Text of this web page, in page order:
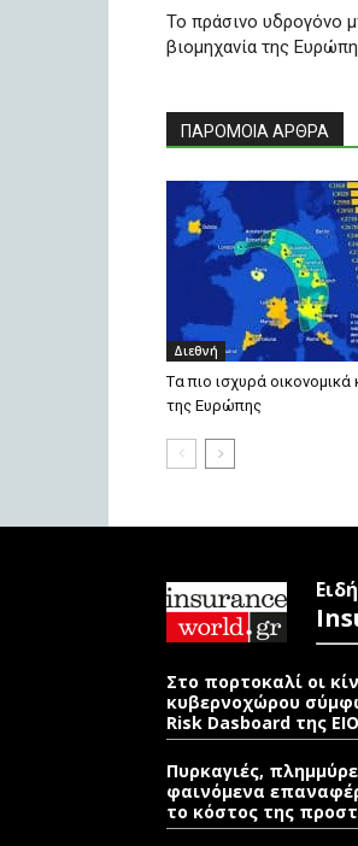
Το πράσινο υδρογόνο
βιομηχανία της
ΠΑΡΟΜΟΙΑ ΑΡΘΡΑ
Διεθνή
Tα πιο ισχυρά οικονομικά
της Ευρώπης
Στο πορτοκαλί οι
κυβερνοχώρου
Risk Dasboard της
Πυρκαγιές,
φαινόμενα
το κόστος της